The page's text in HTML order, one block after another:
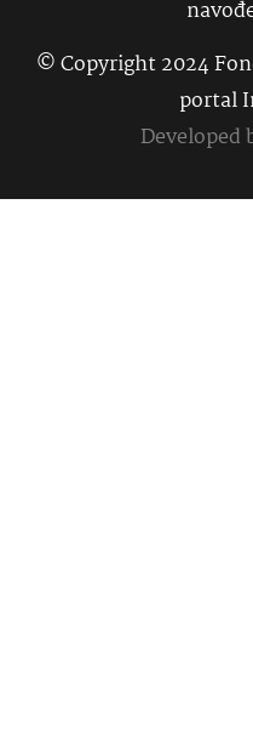
© Copyright 2024
portal
Developed